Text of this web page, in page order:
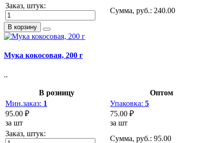
Заказ, штук:
Сумма, руб.: 240.00
В корзину
Мука кокосовая, 200 г
..
В розницу
Оптом
Мин.заказ: 1
95.00 ₽
за шт
Упаковка: 5
75.00 ₽
за шт
Заказ, штук:
Сумма, руб.: 95.00